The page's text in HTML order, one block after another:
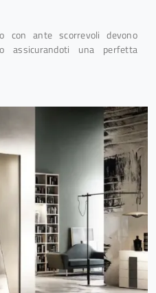
con ante scorrevoli devono
assicurandoti una perfetta